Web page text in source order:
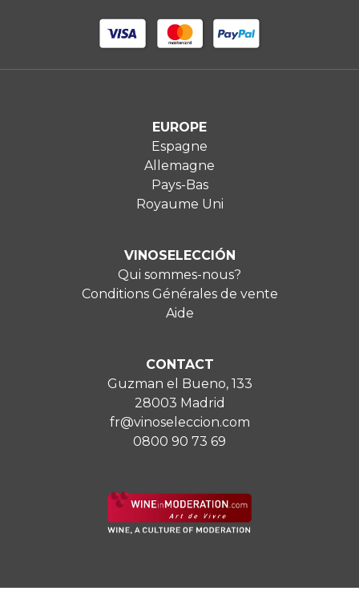
EUROPE
Espagne
Allemagne
Pays-Bas
Royaume Uni
VINOSELECCIÓN
Qui sommes-nous?
Conditions Générales de vente
Aide
CONTACT
Guzman el Bueno, 133
28003 Madrid
fr@vinoseleccion.com
0800 90 73 69